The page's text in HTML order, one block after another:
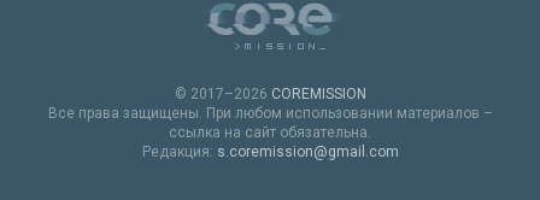
© 2017–2026 COREMISSION
Все права защищены. При любом использовании материалов –
ссылка на сайт обязательна.
Редакция: s.coremission@gmail.com